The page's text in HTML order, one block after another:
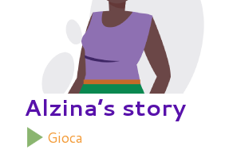
Alzina’s story
Gioca